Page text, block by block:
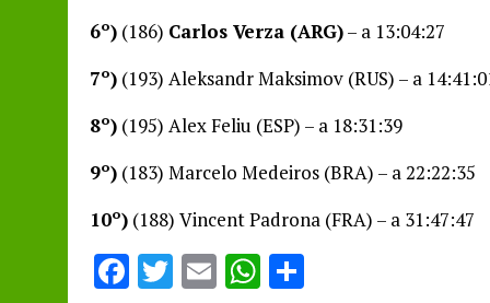
6º) (186) Carlos Verza (ARG)– a 13:04:27
7º) (193) Aleksandr Maksimov (RUS) – a
8º) (195) Alex Feliu (ESP) – a 18:31:39
9º) (183) Marcelo Medeiros (BRA) – a 22:22:35
10º) (188) Vincent Padrona (FRA) – a 31:47:47
F T E W